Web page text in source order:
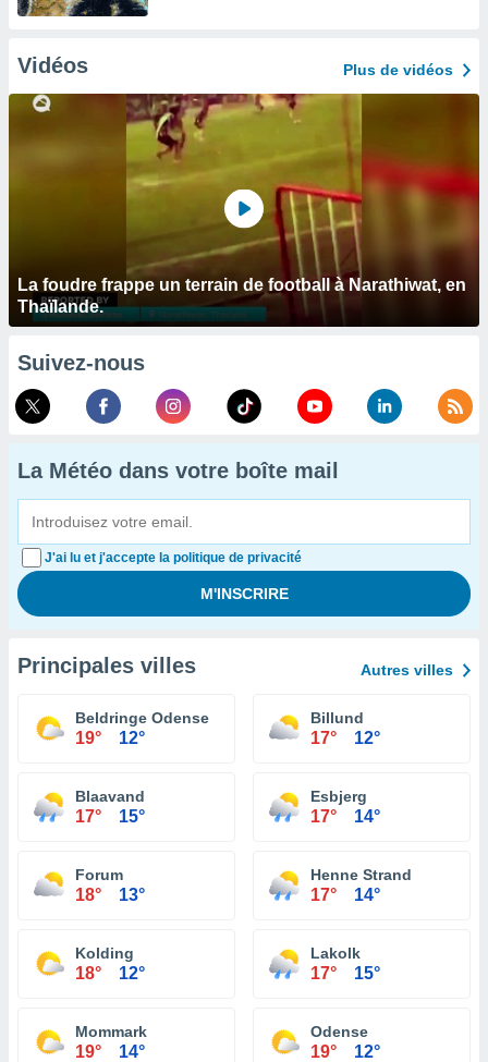
Vidéos Plus de vidéos
La foudre frappe un terrain de football à Narathiwat, en
Thaïlande.
Suivez-nous
La Météo dans votre boîte mail
J'ai lu et j'accepte la politique de privacité
Principales villes Autres villes
Beldringe Odense
19° 12°
Billund
17° 12°
Blaavand
17° 15°
Esbjerg
17° 14°
Forum
18° 13°
Henne Strand
17° 14°
Kolding
18° 12°
Lakolk
17° 15°
Mommark
19° 14°
Odense
19° 12°